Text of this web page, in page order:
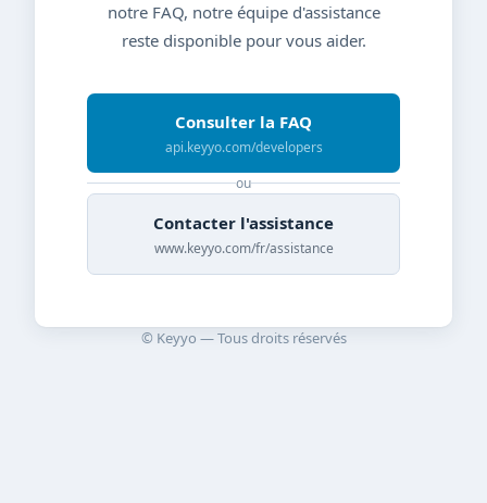
notre FAQ, notre équipe d'assistance
reste disponible pour vous aider.
Consulter la FAQ
api.keyyo.com/developers
ou
Contacter l'assistance
www.keyyo.com/fr/assistance
© Keyyo — Tous droits réservés